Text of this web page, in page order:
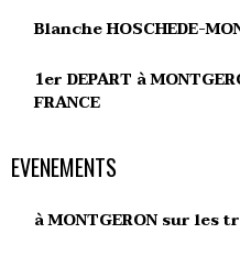
Blanche HOSCHEDE-
1er DEPART à
FRANCE
EVENEMENTS
à MONTGERON sur les